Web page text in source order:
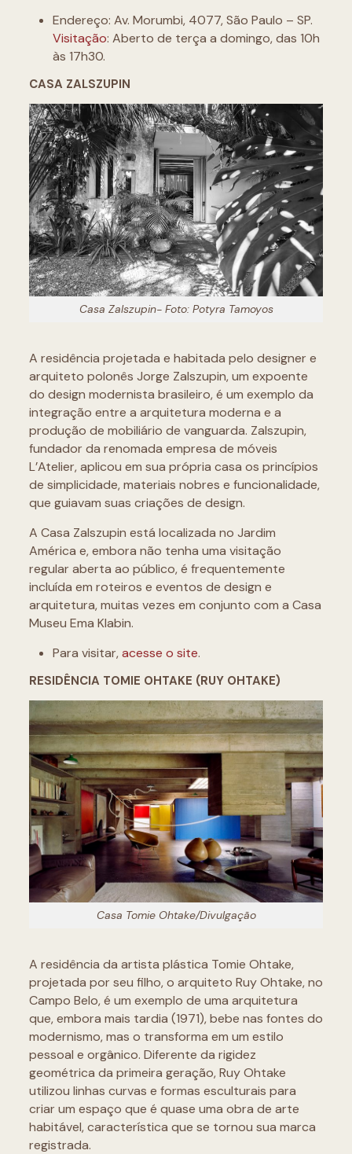
Endereço: Av. Morumbi, 4077, São Paulo – SP.
Visitação: Aberto de terça a domingo, das 10h
às 17h30.
CASA ZALSZUPIN
Casa Zalszupin- Foto: Potyra Tamoyos
A residência projetada e habitada pelo designer e
arquiteto polonês Jorge Zalszupin, um expoente
do design modernista brasileiro, é um exemplo da
integração entre a arquitetura moderna e a
produção de mobiliário de vanguarda. Zalszupin,
fundador da renomada empresa de móveis
L’Atelier, aplicou em sua própria casa os princípios
de simplicidade, materiais nobres e funcionalidade,
que guiavam suas criações de design.
A Casa Zalszupin está localizada no Jardim
América e, embora não tenha uma visitação
regular aberta ao público, é frequentemente
incluída em roteiros e eventos de design e
arquitetura, muitas vezes em conjunto com a Casa
Museu Ema Klabin.
Para visitar,acesse o site.
RESIDÊNCIA TOMIE OHTAKE (RUY OHTAKE)
Casa Tomie Ohtake/Divulgação
A residência da artista plástica Tomie Ohtake,
projetada por seu filho, o arquiteto Ruy Ohtake, no
Campo Belo, é um exemplo de uma arquitetura
que, embora mais tardia (1971), bebe nas fontes do
modernismo, mas o transforma em um estilo
pessoal e orgânico. Diferente da rigidez
geométrica da primeira geração, Ruy Ohtake
utilizou linhas curvas e formas esculturais para
criar um espaço que é quase uma obra de arte
habitável, característica que se tornou sua marca
registrada.